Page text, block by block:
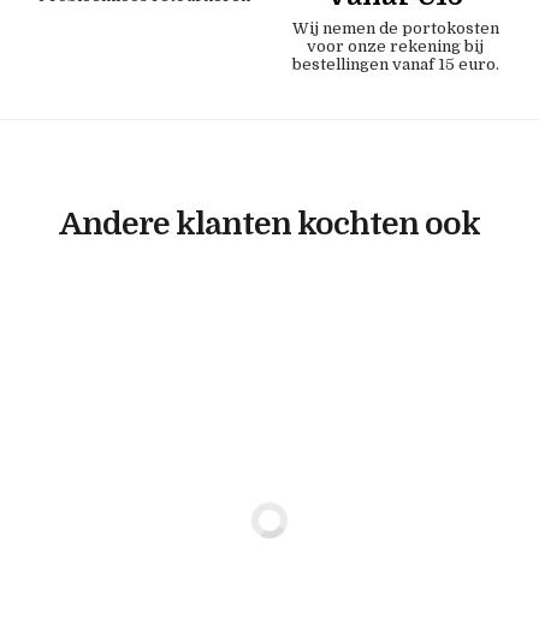
Wij nemen de portokosten
voor onze rekening bij
bestellingen vanaf 15 euro.
Andere klanten kochten ook